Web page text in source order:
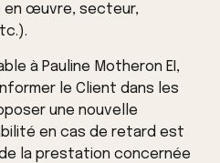
en œuvre, secteur,
à Pauline Motheron EI,
le Client dans les
une nouvelle
en cas de retard est
la prestation concernée